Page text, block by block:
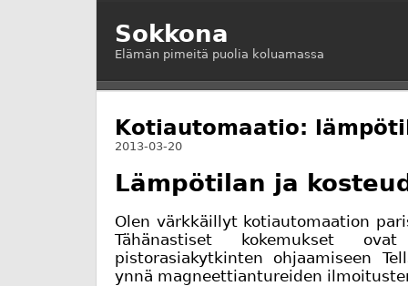
Sokkona
Elämän pimeitä puolia koluamassa
Kotiautomaatio:
2013-03-20
Lämpötilan ja
Olen värkkäillyt kotiautomaation
Tähänastiset kokemukset
pistorasiakytkinten ohjaamiseen
ynnä magneettiantureiden